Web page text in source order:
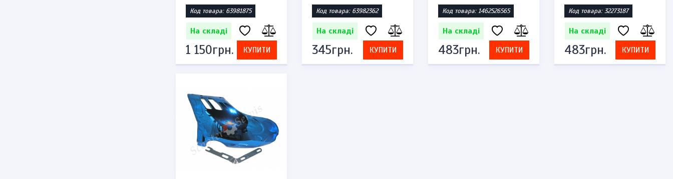
Код товара: 63981875
На складі
1 150грн. КУПИТИ
Код товара: 63982362
На складі
345грн. КУПИТИ
Код товара: 1462526565
На складі
483грн. КУПИТИ
Код товара: 32273187
На складі
483грн. КУПИТИ